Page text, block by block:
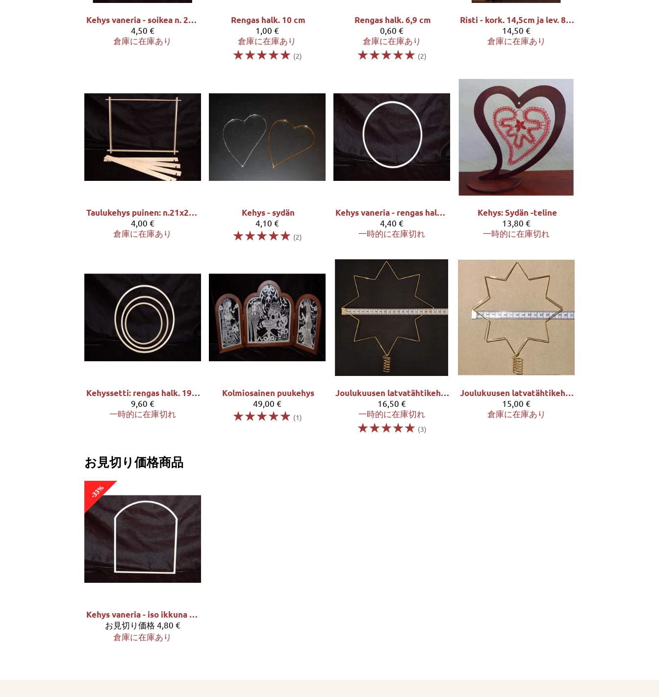
Kehys vaneria - soikea n. 26,5 x 18cm
4,50 €
倉庫に在庫あり
Rengas halk. 10 cm
1,00 €
倉庫に在庫あり
☆☆☆☆☆ (2)
Rengas halk. 6,9 cm
0,60 €
倉庫に在庫あり
☆☆☆☆☆ (2)
Risti - kork. 14,5cm ja lev. 8,5cm
14,50 €
倉庫に在庫あり
Taulukehys puinen: n.21x21 cm työlle
4,00 €
倉庫に在庫あり
Kehys - sydän
4,10 €
☆☆☆☆☆ (2)
Kehys vaneria - rengas halk. 15cm
4,40 €
一時的に在庫切れ
Kehys: Sydän -teline
13,80 €
一時的に在庫切れ
Kehyssetti: rengas halk. 19/15/12cm
9,60 €
一時的に在庫切れ
Kolmiosainen puukehys
49,00 €
☆☆☆☆☆ (1)
Joulukuusen latvatähtikehys - iso, kullansävy
16,50 €
一時的に在庫切れ
☆☆☆☆☆ (3)
Joulukuusen latvatähtikehys - pieni, kullansävy
15,00 €
倉庫に在庫あり
お見切り価格商品
-33%
Kehys vaneria - iso ikkuna n. 23cm
お見切り価格 4,80 €
倉庫に在庫あり